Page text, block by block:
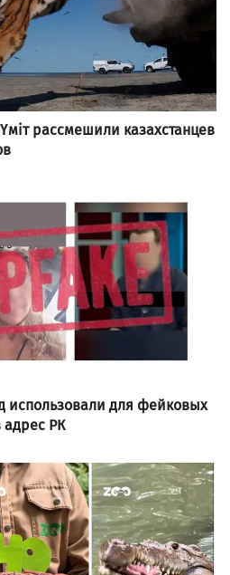
рассмешили казахстанцев
использовали для фейковых
РК